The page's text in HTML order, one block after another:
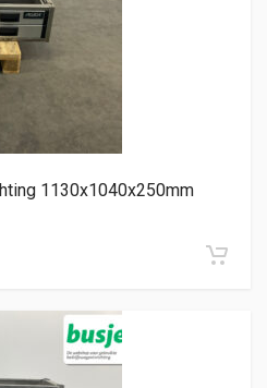
1130x1040x250mm